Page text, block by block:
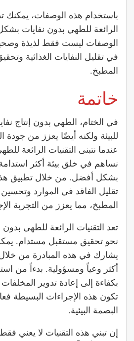
باستخدام هذه الوصفات، يمكنك
الرائعة للطهي بدون نفايات
الوصفات ليست فقط لذيذة
في تقليل النفايات الغذائية
المطبخ.
خاتمة
في الختام، الطهي بدون إنتاج
للبيئة ولكنه أيضًا يعزز من جودة
عندما نتبنى التقنيات الرائعة
نساهم في خلق بيئة أكثر استدامة
بشكل أفضل. من خلال تطبيق هذه
تقليل الفاقد في الموارد
المطبخ، مما يعزز من التجربة
تعد التقنيات الرائعة للطهي
نحو تحقيق مستقبل مستدام.
يشارك في هذه المبادرة من
أكثر وعياً ومسؤولية. بدءاً من
بكفاءة إلى إعادة تدوير
تكون هذه الإجراءات البسيطة
البصمة البيئية.
إن تبني هذه التقنيات لا يعني